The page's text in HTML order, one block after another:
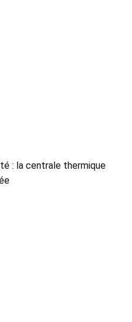
: la centrale thermique